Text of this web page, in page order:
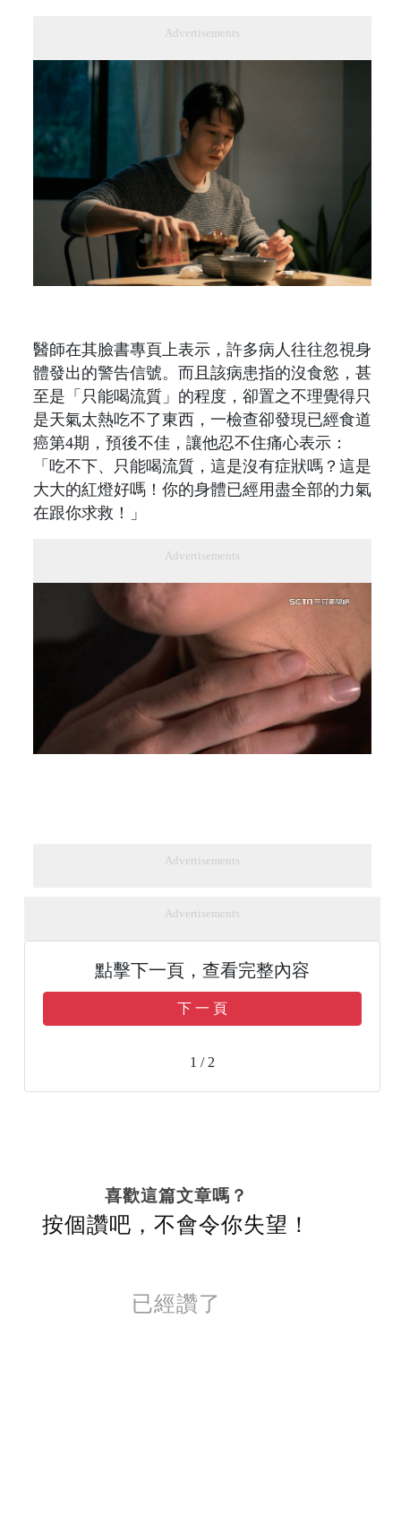
Advertisements
醫師在其臉書專頁上表示，許多病人往往忽視身
體發出的警告信號。而且該病患指的沒食慾，甚
至是「只能喝流質」的程度，卻置之不理覺得只
是天氣太熱吃不了東西，一檢查卻發現已經食道
癌第4期，預後不佳，讓他忍不住痛心表示：
「吃不下、只能喝流質，這是沒有症狀嗎？這是
大大的紅燈好嗎！你的身體已經用盡全部的力氣
在跟你求救！」
Advertisements
Advertisements
Advertisements
點擊下一頁，查看完整內容
下 一 頁
1 / 2
喜歡這篇文章嗎？
按個讚吧，不會令你失望！
已經讚了